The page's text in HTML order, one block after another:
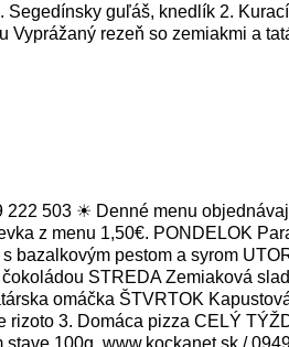
Segedínsky guľáš, knedlík 2.
rezeň so zemiakmi a
503 ☀ Denné menu
z menu 1,50€. PONDELOK
bazalkovým pestom a syrom
STREDA Zemiaková
omáčka ŠTVRTOK
3. Domáca pizza CELÝ
100g. www.kockanet.sk /